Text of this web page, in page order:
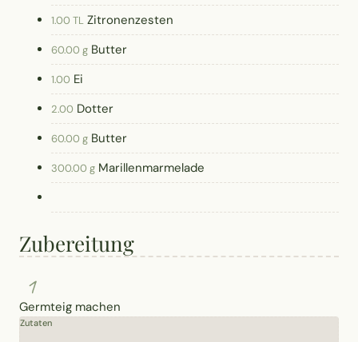
1.00 TL Zitronenzesten
60.00 g Butter
1.00 Ei
2.00 Dotter
60.00 g Butter
300.00 g Marillenmarmelade
Zubereitung
1
Germteig machen
Zutaten